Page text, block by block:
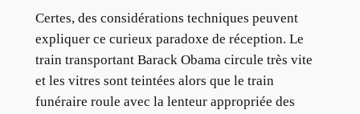
Certes, des considérations techniques peuvent
expliquer ce curieux paradoxe de réception. Le
train transportant Barack Obama circule très vite
et les vitres sont teintées alors que le train
funéraire roule avec la lenteur appropriée des